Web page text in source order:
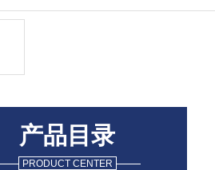
产品目录
PRODUCT CENTER